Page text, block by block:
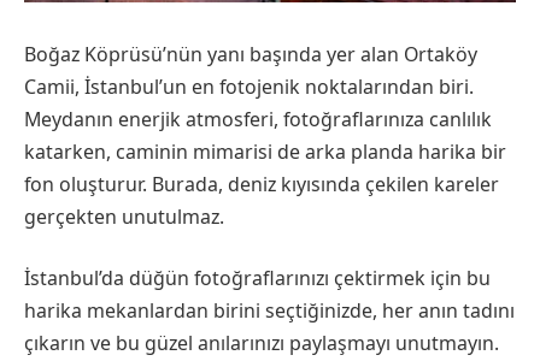
Boğaz Köprüsü’nün yanı başında yer alan Ortaköy
Camii, İstanbul’un en fotojenik noktalarından biri.
Meydanın enerjik atmosferi, fotoğraflarınıza canlılık
katarken, caminin mimarisi de arka planda harika bir
fon oluşturur. Burada, deniz kıyısında çekilen kareler
gerçekten unutulmaz.
İstanbul’da düğün fotoğraflarınızı çektirmek için bu
harika mekanlardan birini seçtiğinizde, her anın tadını
çıkarın ve bu güzel anılarınızı paylaşmayı unutmayın.